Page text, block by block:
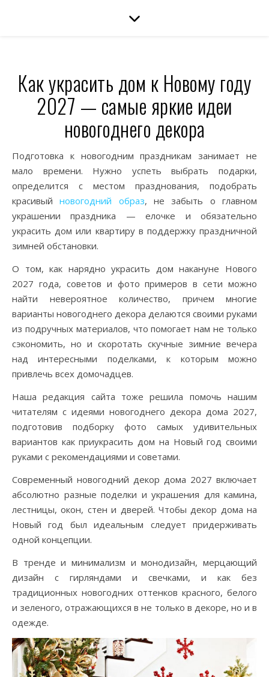
Как украсить дом к Новому году
2027 — самые яркие идеи
новогоднего декора
Подготовка к новогодним праздникам занимает не
мало времени. Нужно успеть выбрать подарки,
определится с местом празднования, подобрать
красивыйновогодний образ, не забыть о главном
украшении праздника — елочке и обязательно
украсить дом или квартиру в поддержку праздничной
зимней обстановки.
О том, как нарядно украсить дом накануне Нового
2027 года, советов и фото примеров в сети можно
найти невероятное количество, причем многие
варианты новогоднего декора делаются своими руками
из подручных материалов, что помогает нам не только
сэкономить, но и скоротать скучные зимние вечера
над интересными поделками, к которым можно
привлечь всех домочадцев.
Наша редакция сайта тоже решила помочь нашим
читателям с идеями новогоднего декора дома 2027,
подготовив подборку фото самых удивительных
вариантов как приукрасить дом на Новый год своими
руками с рекомендациями и советами.
Современный новогодний декор дома 2027 включает
абсолютно разные поделки и украшения для камина,
лестницы, окон, стен и дверей. Чтобы декор дома на
Новый год был идеальным следует придерживать
одной концепции.
В тренде и минимализм и монодизайн, мерцающий
дизайн с гирляндами и свечками, и как без
традиционных новогодних оттенков красного, белого
и зеленого, отражающихся в не только в декоре, но и в
одежде.